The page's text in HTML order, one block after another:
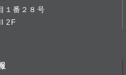
１番２８号
2F